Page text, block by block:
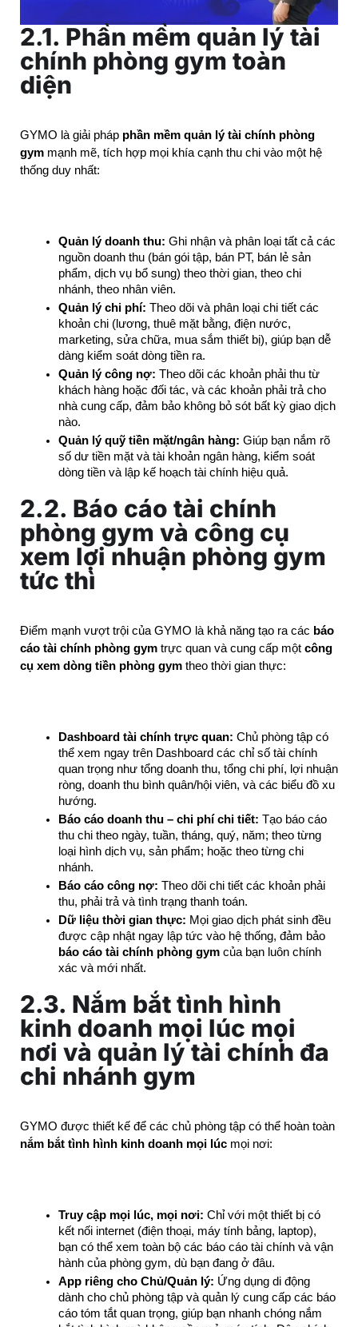
2.1. Phần mềm quản lý tài
chính phòng gym toàn
diện
GYMO là giải pháp phần mềm quản lý tài chính phòng
gym mạnh mẽ, tích hợp mọi khía cạnh thu chi vào một hệ
thống duy nhất:
Quản lý doanh thu: Ghi nhận và phân loại tất cả các
nguồn doanh thu (bán gói tập, bán PT, bán lẻ sản
phẩm, dịch vụ bổ sung) theo thời gian, theo chi
nhánh, theo nhân viên.
Quản lý chi phí: Theo dõi và phân loại chi tiết các
khoản chi (lương, thuê mặt bằng, điện nước,
marketing, sửa chữa, mua sắm thiết bị), giúp bạn dễ
dàng kiểm soát dòng tiền ra.
Quản lý công nợ: Theo dõi các khoản phải thu từ
khách hàng hoặc đối tác, và các khoản phải trả cho
nhà cung cấp, đảm bảo không bỏ sót bất kỳ giao dịch
nào.
Quản lý quỹ tiền mặt/ngân hàng: Giúp bạn nắm rõ
số dư tiền mặt và tài khoản ngân hàng, kiểm soát
dòng tiền và lập kế hoạch tài chính hiệu quả.
2.2. Báo cáo tài chính
phòng gym và công cụ
xem lợi nhuận phòng gym
tức thì
Điểm mạnh vượt trội của GYMO là khả năng tạo ra các báo
cáo tài chính phòng gym trực quan và cung cấp một công
cụ xem dòng tiền phòng gym theo thời gian thực:
Dashboard tài chính trực quan: Chủ phòng tập có
thể xem ngay trên Dashboard các chỉ số tài chính
quan trọng như tổng doanh thu, tổng chi phí, lợi nhuận
ròng, doanh thu bình quân/hội viên, và các biểu đồ xu
hướng.
Báo cáo doanh thu – chi phí chi tiết: Tạo báo cáo
thu chi theo ngày, tuần, tháng, quý, năm; theo từng
loại hình dịch vụ, sản phẩm; hoặc theo từng chi
nhánh.
Báo cáo công nợ: Theo dõi chi tiết các khoản phải
thu, phải trả và tình trạng thanh toán.
Dữ liệu thời gian thực: Mọi giao dịch phát sinh đều
báo cáo tài chính phòng gym của bạn luôn chính
xác và mới nhất.
2.3. Nắm bắt tình hình
kinh doanh mọi lúc mọi
nơi và quản lý tài chính đa
chi nhánh gym
nắm bắt tình hình kinh doanh mọi lúc mọi nơi:
Truy cập mọi lúc, mọi nơi: Chỉ với một thiết bị có
kết nối internet (điện thoại, máy tính bảng, laptop),
bạn có thể xem toàn bộ các báo cáo tài chính và vận
hành của phòng gym, dù bạn đang ở đâu.
App riêng cho Chủ/Quản lý: Ứng dụng di động
dành cho chủ phòng tập và quản lý cung cấp các báo
cáo tóm tắt quan trọng, giúp bạn nhanh chóng nắm